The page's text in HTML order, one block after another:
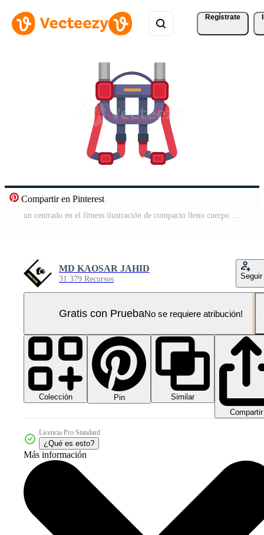
Regístrate
Compartir en Pinterest
un centrado en el fitness ilustración de compacto lleno cuerpo resistencia formación icono. Vídeo Pro
MD KAOSAR JAHID
31.379 Recursos Seguir
Gratis con PruebaNo se requiere atribución!
Colección Pin
Similar
Compartir
Licencia Pro Standard
¿Qué es esto?
Más información